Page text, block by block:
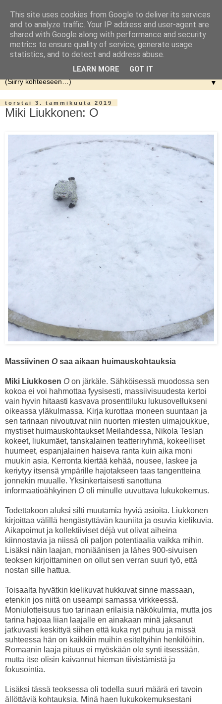
▼
torstai 3. tammikuuta 2019
Miki Liukkonen: O
Massiivinen Osaa aikaan huimauskohtauksia
Miki Liukkosen O on järkäle. Sähköisessä muodossa sen
kokoa ei voi hahmottaa fyysisesti, massiivisuudesta kertoi
vain hyvin hitaasti kasvava prosenttiluku lukusovellukseni
oikeassa yläkulmassa. Kirja kurottaa moneen suuntaan ja
sen tarinaan nivoutuvat niin nuorten miesten uimajoukkue,
mystiset huimauskohtaukset Meilahdessa, Nikola Teslan
kokeet, liukumäet, tanskalainen teatteriryhmä, kokeelliset
huumeet, espanjalainen haiseva ranta kuin aika moni
muukin asia. Kerronta kiertää kehää, nousee, laskee ja
keriytyy itsensä ympärille hajotakseen taas tangentteina
jonnekin muualle. Yksinkertaisesti sanottuna
informaatioähkyinen O oli minulle uuvuttava lukukokemus.
Todettakoon aluksi silti muutamia hyviä asioita. Liukkonen
kirjoittaa välillä hengästyttävän kauniita ja osuvia kielikuvia.
Aikapoimut ja kollektiiviset déjà vut olivat aiheina
kiinnostavia ja niissä oli paljon potentiaalia vaikka mihin.
Lisäksi näin laajan, moniäänisen ja lähes 900-sivuisen
teoksen kirjoittaminen on ollut sen verran suuri työ, että
nostan sille hattua.
Toisaalta hyvätkin kielikuvat hukkuvat sinne massaan,
etenkin jos niitä on useampi samassa virkkeessä.
Moniulotteisuus tuo tarinaan erilaisia näkökulmia, mutta jos
tarina hajoaa liian laajalle en ainakaan minä jaksanut
jatkuvasti keskittyä siihen että kuka nyt puhuu ja missä
suhteessa hän on kaikkiin muihin esiteltyihin henkilöihin.
Romaanin laaja pituus ei myöskään ole synti itsessään,
mutta itse olisin kaivannut hieman tiivistämistä ja
fokusointia.
Lisäksi tässä teoksessa oli todella suuri määrä eri tavoin
ällöttäviä kohtauksia. Minä haen lukukokemuksestani
This site uses cookies from Google to deliver its services
and to analyze traffic. Your IP address and user-agent are
shared with Google along with performance and security
metrics to ensure quality of service, generate usage
statistics, and to detect and address abuse.
LEARN MORE GOT IT